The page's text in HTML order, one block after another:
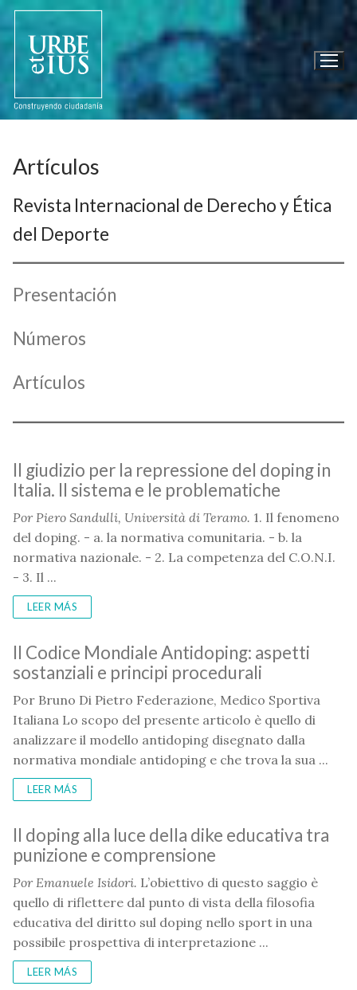
contenido
Artículos
Revista Internacional de Derecho y Ética
del Deporte
Presentación
Números
Artículos
Il giudizio per la repressione del doping in
Italia. Il sistema e le problematiche
Por Piero Sandulli, Università di Teramo. 1. Il fenomeno
del doping. - a. la normativa comunitaria. - b. la
normativa nazionale. - 2. La competenza del C.O.N.I.
- 3. Il ...
LEER MÁS
Il Codice Mondiale Antidoping: aspetti
sostanziali e principi procedurali
Por Bruno Di Pietro Federazione, Medico Sportiva
Italiana Lo scopo del presente articolo è quello di
analizzare il modello antidoping disegnato dalla
normativa mondiale antidoping e che trova la sua ...
LEER MÁS
Il doping alla luce della dike educativa tra
punizione e comprensione
Por Emanuele Isidori. L’obiettivo di questo saggio è
quello di riflettere dal punto di vista della filosofia
educativa del diritto sul doping nello sport in una
possibile prospettiva di interpretazione ...
LEER MÁS